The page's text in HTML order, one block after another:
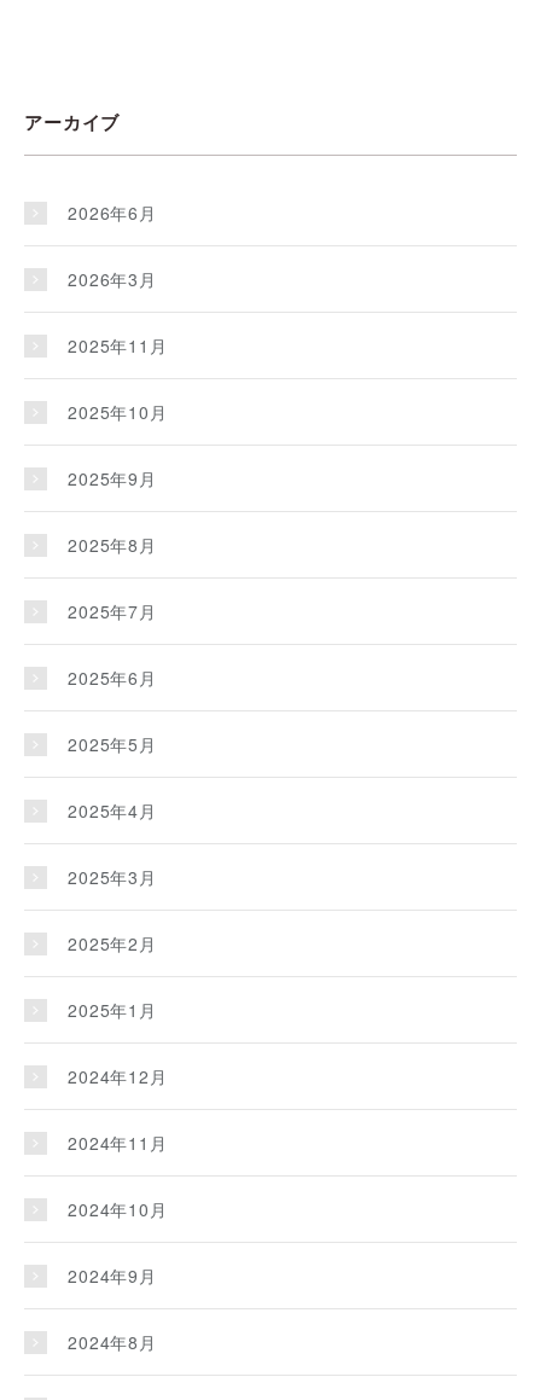
アーカイブ
2026年6月
2026年3月
2025年11月
2025年10月
2025年9月
2025年8月
2025年7月
2025年6月
2025年5月
2025年4月
2025年3月
2025年2月
2025年1月
2024年12月
2024年11月
2024年10月
2024年9月
2024年8月